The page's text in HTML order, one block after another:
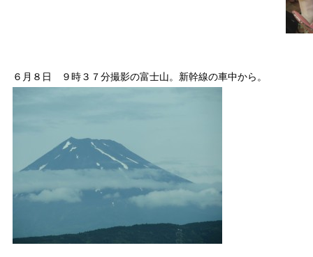
６月８日 ９時３７分撮影の富士山。新幹線の車中から。